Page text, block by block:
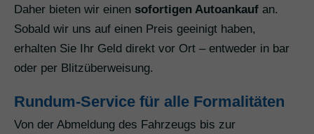
Daher bieten wir einen sofortigen Autoankauf an.
Sobald wir uns auf einen Preis geeinigt haben,
erhalten Sie Ihr Geld direkt vor Ort – entweder in bar
oder per Blitzüberweisung.
Rundum-Service für alle Formalitäten
Von der Abmeldung des Fahrzeugs bis zur